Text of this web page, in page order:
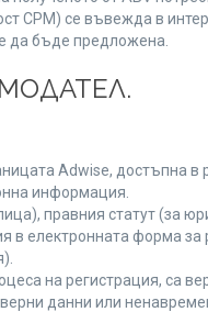
CPM) се въвежда в
да бъде предложена.
Adwise, достъпна
информация.
правния статут (за
електронната форма за
на регистрация, са
данни или